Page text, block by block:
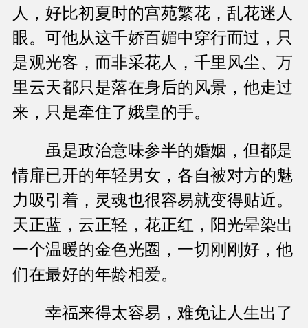
人，好比初夏时的宫苑繁花，乱花迷人
眼。可他从这千娇百媚中穿行而过，只
是观光客，而非采花人，千里风尘、万
里云天都只是落在身后的风景，他走过
来，只是牵住了娥皇的手。
虽是政治意味参半的婚姻，但都是
情扉已开的年轻男女，各自被对方的魅
力吸引着，灵魂也很容易就变得贴近。
天正蓝，云正轻，花正红，阳光晕染出
一个温暖的金色光圈，一切刚刚好，他
们在最好的年龄相爱。
幸福来得太容易，难免让人生出了